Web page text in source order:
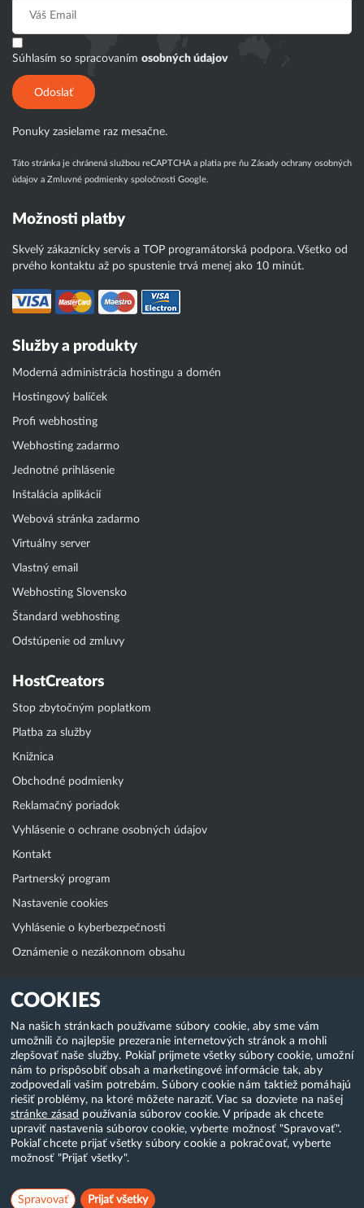
COOKIES
Na našich stránkach používame súbory cookie, aby sme vám
umožnili čo najlepšie prezeranie internetových stránok a mohli
zlepšovať naše služby. Pokiaľ prijmete všetky súbory cookie, umožní
nám to prispôsobiť obsah a marketingové informácie tak, aby
zodpovedali vašim potrebám. Súbory cookie nám taktiež pomáhajú
riešiť problémy, na ktoré môžete naraziť. Viac sa dozviete na našej
stránke zásad používania súborov cookie. V prípade ak chcete
upraviť nastavenia súborov cookie, vyberte možnosť "Spravovať".
Pokiaľ chcete prijať všetky súbory cookie a pokračovať, vyberte
možnosť "Prijať všetky".
Spravovať Prijať všetky
Súhlasím so spracovaním osobných údajov
Odoslať
Ponuky zasielame raz mesačne.
Táto stránka je chránená službou reCAPTCHA a platia pre ňu Zásady ochrany osobných
údajov a Zmluvné podmienky spoločnosti Google.
Možnosti platby
Skvelý zákaznícky servis a TOP programátorská podpora. Všetko od
prvého kontaktu až po spustenie trvá menej ako 10 minút.
Služby a produkty
Moderná administrácia hostingu a domén
Hostingový balíček
Profi webhosting
Webhosting zadarmo
Jednotné prihlásenie
Inštalácia aplikácií
Webová stránka zadarmo
Virtuálny server
Vlastný email
Webhosting Slovensko
Štandard webhosting
Odstúpenie od zmluvy
HostCreators
Stop zbytočným poplatkom
Platba za služby
Knižnica
Obchodné podmienky
Reklamačný poriadok
Vyhlásenie o ochrane osobných údajov
Kontakt
Partnerský program
Nastavenie cookies
Vyhlásenie o kyberbezpečnosti
Oznámenie o nezákonnom obsahu
Klientská zóna
WebAdmin
WebMail
Zmena hesla (E-mail, FTP, SSH)
Webhosting
Domény
Copyright & 2018-2026 HostCreators. Všetky práva vyhradené